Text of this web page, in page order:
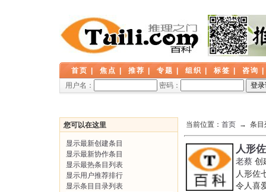
首页 焦点 推荐 专题 组织 标签 咨询
用户名：
密码：
您可以在这里
显示最新创建条目
显示最新协作条目
显示最热条目列表
显示用户推荐排行
显示条目目录列表
当前位置： 首页 → 条目
人形
老蔡 创
人形佐
令人喜